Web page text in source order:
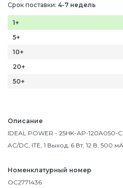
Описание
IDEAL POWER - 25HK-AP-120A050-
AC/DC, ITE, 1 Выход, 6 Вт, 12 В, 500 мА
Номенклатурный номер
OC2771436
Срок поставки: 4-7 недель
1+
5+
10+
20+
50+